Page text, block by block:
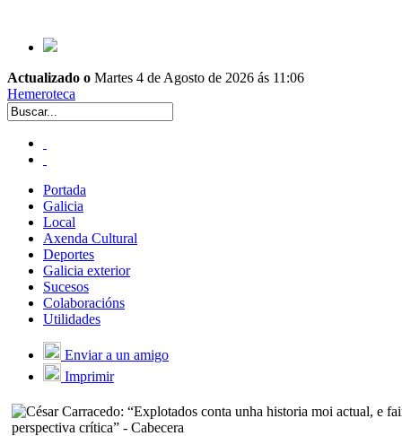
Actualizado o Martes 4 de Agosto de 2026 ás 11:06
Hemeroteca
Portada
Galicia
Local
Axenda Cultural
Deportes
Galicia exterior
Sucesos
Colaboracións
Utilidades
Enviar a un amigo
Imprimir